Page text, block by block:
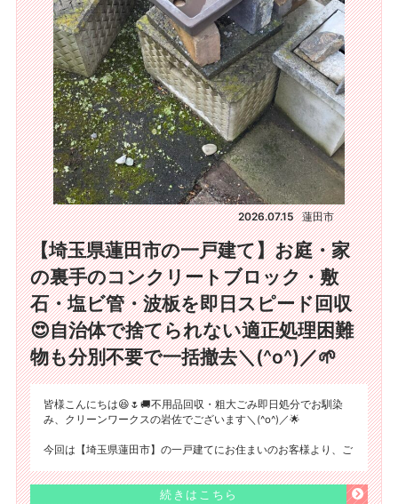
2026.07.15 蓮田市
【埼玉県蓮田市の一戸建て】お庭・家
の裏手のコンクリートブロック・敷
石・塩ビ管・波板を即日スピード回収
😍自治体で捨てられない適正処理困難
物も分別不要で一括撤去＼(^o^)／🌱
皆様こんにちは😆🌷🚚不用品回収・粗大ごみ即日処分でお馴染
み、クリーンワークスの岩佐でございます＼(^o^)／🌟
今回は【埼玉県蓮田市】の一戸建てにお住まいのお客様より、ご
続きはこちら